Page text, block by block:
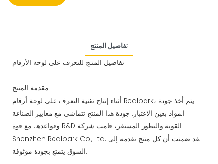
تفاصيل المنتج
تفاصيل المنتج للتعرف على لوحة الأرقام
مقدمة المنتج
أثناء إنتاج تقنية التعرف على لوحة أرقام Realpark، يتم أخذ جودة
المواد بعين الاعتبار. جودة هذا المنتج تتماشى مع معايير الصناعة
وقواعدها. مع قوة R&D القوية والتطور المستقر، قامت شركة
Shenzhen Realpark Co., Ltd. لقد ضمنت أن كل منتج تقدمه إلى
السوق يتمتع بجودة موثوقة.